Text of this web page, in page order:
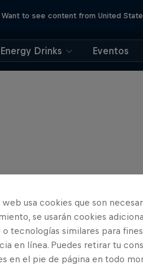
Want to see content from United
Energy Drinks Eventos
web usa cookies que son
se usarán cookies
tecnologías similares para
en línea. Puedes retirar tu
en el pie de página en todo